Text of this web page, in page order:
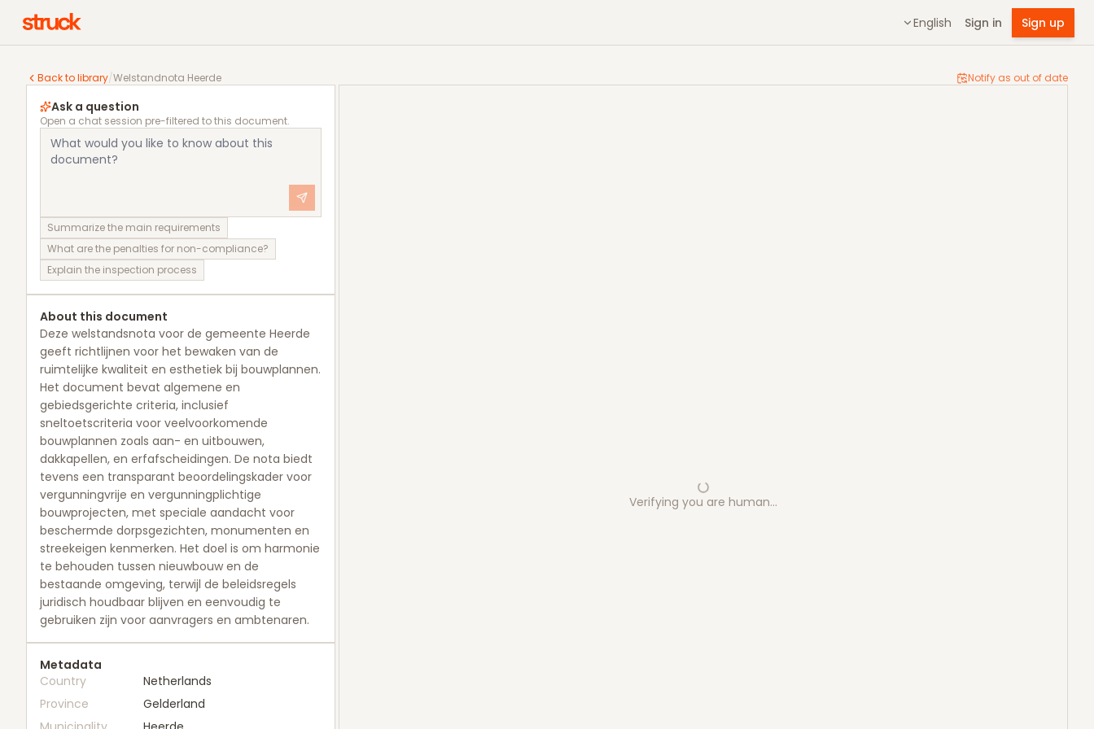
English Sign in Sign up
Back to library/Welstandnota Heerde Notify as out of date
Welstandnota Heerde
Ask a question
Open a chat session pre-filtered to this document.
Summarize the main requirements
What are the penalties for non-compliance?
Explain the inspection process
About this document
Deze welstandsnota voor de gemeente Heerde
geeft richtlijnen voor het bewaken van de
ruimtelijke kwaliteit en esthetiek bij bouwplannen.
Het document bevat algemene en
gebiedsgerichte criteria, inclusief
sneltoetscriteria voor veelvoorkomende
bouwplannen zoals aan- en uitbouwen,
dakkapellen, en erfafscheidingen. De nota biedt
tevens een transparant beoordelingskader voor
vergunningvrije en vergunningplichtige
bouwprojecten, met speciale aandacht voor
beschermde dorpsgezichten, monumenten en
streekeigen kenmerken. Het doel is om harmonie
te behouden tussen nieuwbouw en de
bestaande omgeving, terwijl de beleidsregels
juridisch houdbaar blijven en eenvoudig te
gebruiken zijn voor aanvragers en ambtenaren.
Metadata
Country
Netherlands
Province
Gelderland
Verifying you are human…